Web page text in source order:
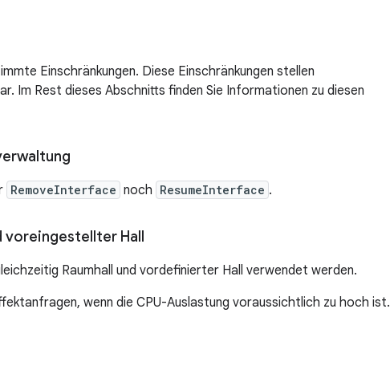
Einschränkungen. Diese Einschränkungen stellen
Im Rest dieses Abschnitts finden Sie Informationen zu diesen
RemoveInterface noch ResumeInterface .
Hall
Raumhall und vordefinierter Hall verwendet werden.
wenn die CPU-Auslastung voraussichtlich zu hoch ist.